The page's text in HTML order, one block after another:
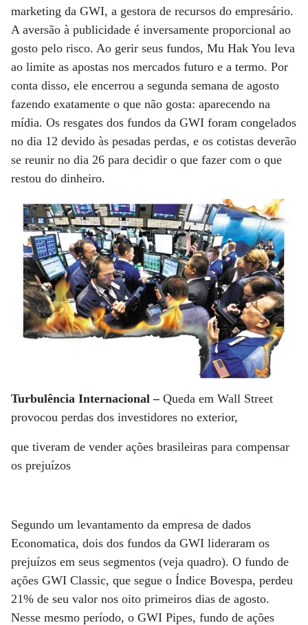
marketing da GWI, a gestora de recursos do empresário.
A aversão à publicidade é inversamente proporcional ao
gosto pelo risco. Ao gerir seus fundos, Mu Hak You leva
ao limite as apostas nos mercados futuro e a termo. Por
conta disso, ele encerrou a segunda semana de agosto
fazendo exatamente o que não gosta: aparecendo na
mídia. Os resgates dos fundos da GWI foram congelados
no dia 12 devido às pesadas perdas, e os cotistas deverão
se reunir no dia 26 para decidir o que fazer com o que
restou do dinheiro.
Turbulência Internacional –Queda em Wall Street
provocou perdas dos investidores no exterior,
que tiveram de vender ações brasileiras para compensar
os prejuízos
Segundo um levantamento da empresa de dados
Economatica, dois dos fundos da GWI lideraram os
prejuízos em seus segmentos (veja quadro). O fundo de
ações GWI Classic, que segue o Índice Bovespa, perdeu
21% de seu valor nos oito primeiros dias de agosto.
Nesse mesmo período, o GWI Pipes, fundo de ações